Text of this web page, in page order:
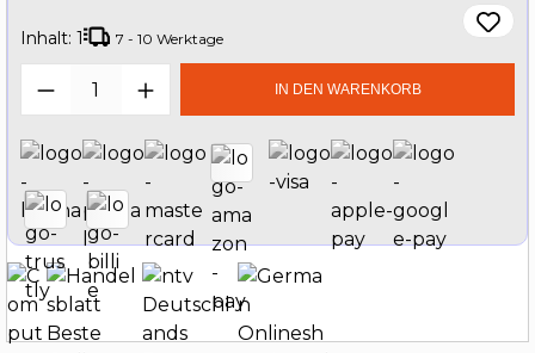
Inhalt: 1 7 - 10 Werktage
Produkt Anzahl: Gib denIN DEN WARENKORB